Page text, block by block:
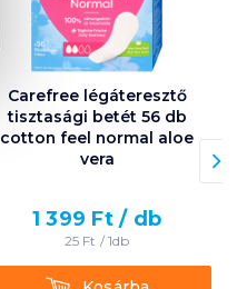
Carefree légáteresztő
tisztasági betét 56 db
cotton feel normal aloe
vera
1 399 Ft / db
25Ft /1db
Kosárba